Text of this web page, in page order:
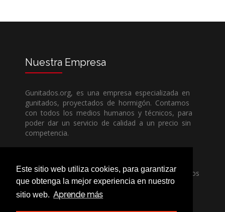
Este sitio web utiliza cookies, para garantizar
que obtenga la mejor experiencia en nuestro
sitio web. Aprende más
Nuestra Empresa
Gunitados.org, es una empresa especializada en
gunitados, proyectados de hormigón. Contamos
con todos los medios humanos y técnicos, para
poder dar un servicio de calidad a un precio sin
competencia.
en llamarnos, nuestros técnicos estran encantados
de poder ayudarle, ya sea usted particular o
profesional.